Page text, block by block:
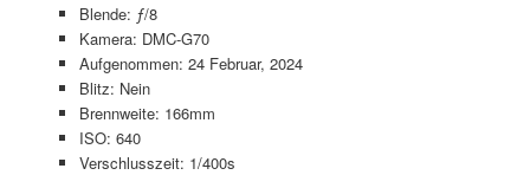
Blende: ƒ/8
Kamera: DMC-G70
Aufgenommen: 24 Februar, 2024
Blitz: Nein
Brennweite: 166mm
ISO: 640
Verschlusszeit: 1/400s